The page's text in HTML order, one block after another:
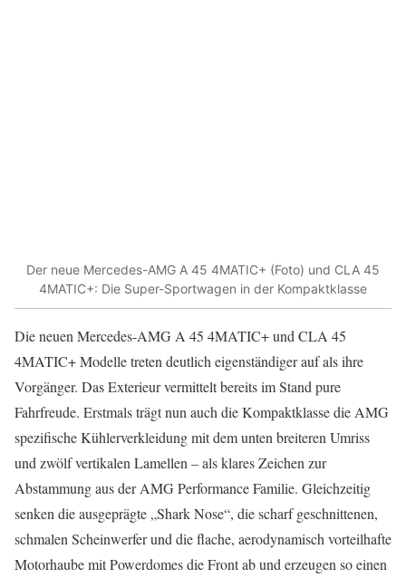
Der neue Mercedes-AMG A 45 4MATIC+ (Foto) und CLA 45
4MATIC+: Die Super-Sportwagen in der Kompaktklasse
Die neuen Mercedes-AMG A 45 4MATIC+ und CLA 45
4MATIC+ Modelle treten deutlich eigenständiger auf als ihre
Vorgänger. Das Exterieur vermittelt bereits im Stand pure
Fahrfreude. Erstmals trägt nun auch die Kompaktklasse die AMG
spezifische Kühlerverkleidung mit dem unten breiteren Umriss
und zwölf vertikalen Lamellen – als klares Zeichen zur
Abstammung aus der AMG Performance Familie. Gleichzeitig
senken die ausgeprägte „Shark Nose“, die scharf geschnittenen,
schmalen Scheinwerfer und die flache, aerodynamisch vorteilhafte
Motorhaube mit Powerdomes die Front ab und erzeugen so einen